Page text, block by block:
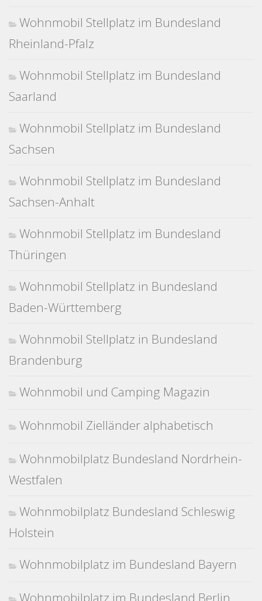
Wohnmobil Stellplatz im Bundesland
Rheinland-Pfalz
Wohnmobil Stellplatz im Bundesland
Saarland
Wohnmobil Stellplatz im Bundesland
Sachsen
Wohnmobil Stellplatz im Bundesland
Sachsen-Anhalt
Wohnmobil Stellplatz im Bundesland
Thüringen
Wohnmobil Stellplatz in Bundesland
Baden-Württemberg
Wohnmobil Stellplatz in Bundesland
Brandenburg
Wohnmobil und Camping Magazin
Wohnmobil Zielländer alphabetisch
Wohnmobilplatz Bundesland Nordrhein-
Westfalen
Wohnmobilplatz Bundesland Schleswig
Holstein
Wohnmobilplatz im Bundesland Bayern
Wohnmobilplatz im Bundesland Berlin